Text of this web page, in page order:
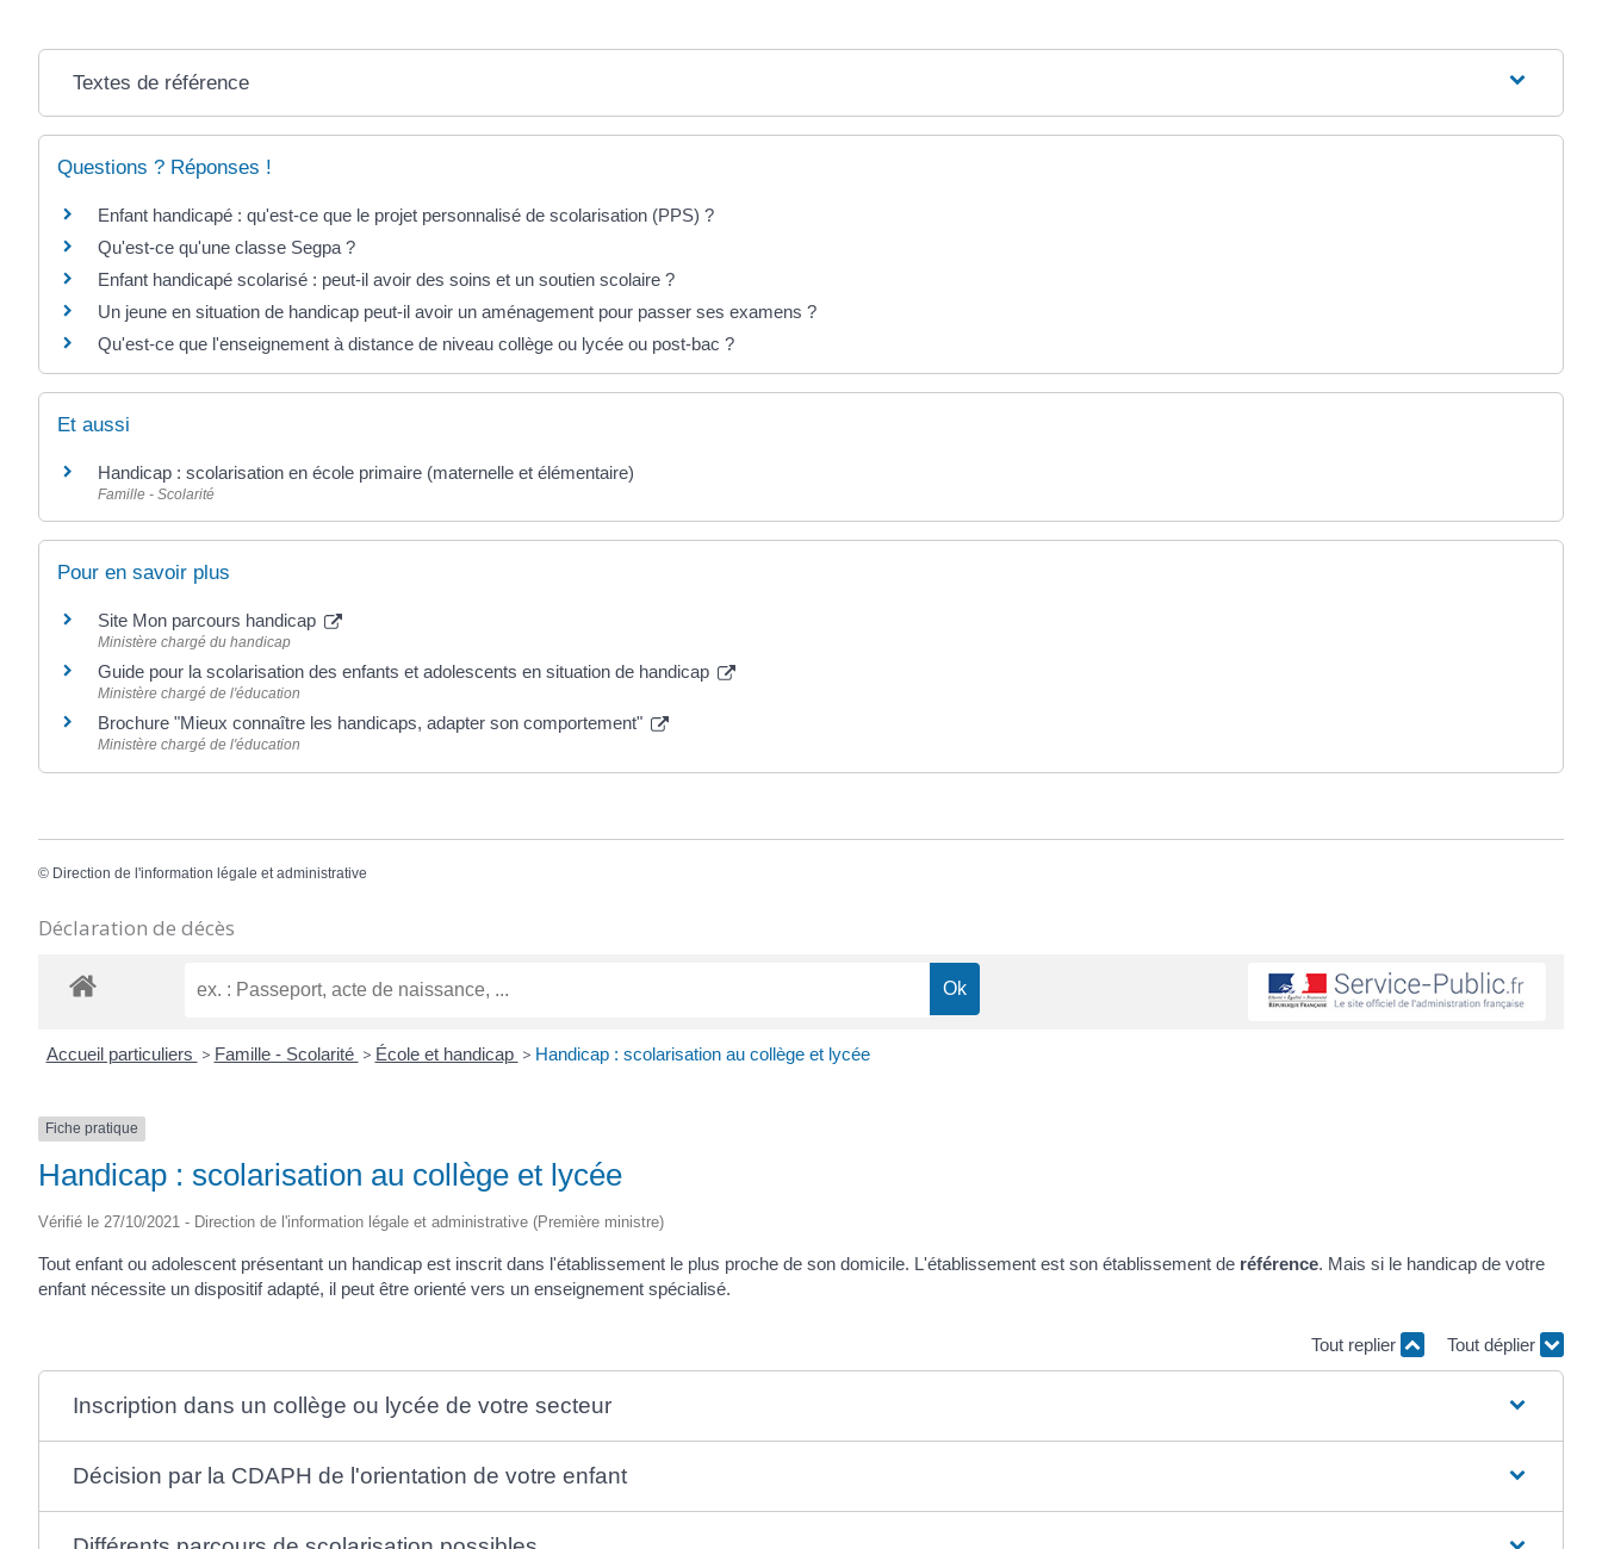
Textes de référence
Questions ? Réponses !
Enfant handicapé : qu'est-ce que le projet personnalisé de scolarisation (PPS) ?
Qu'est-ce qu'une classe Segpa ?
Enfant handicapé scolarisé : peut-il avoir des soins et un soutien scolaire ?
Un jeune en situation de handicap peut-il avoir un aménagement pour passer ses examens ?
Qu'est-ce que l'enseignement à distance de niveau collège ou lycée ou post-bac ?
Et aussi
Handicap : scolarisation en école primaire (maternelle et élémentaire)
Famille - Scolarité
Pour en savoir plus
Site Mon parcours handicap
Ministère chargé du handicap
Guide pour la scolarisation des enfants et adolescents en situation de handicap
Ministère chargé de l'éducation
Brochure "Mieux connaître les handicaps, adapter son comportement"
Ministère chargé de l'éducation
© Direction de l'information légale et administrative
Déclaration de décès
Accueil particuliers > Famille - Scolarité > École et handicap > Handicap : scolarisation au collège et lycée
Fiche pratique
Handicap : scolarisation au collège et lycée
Vérifié le 27/10/2021 - Direction de l'information légale et administrative (Première ministre)
Tout enfant ou adolescent présentant un handicap est inscrit dans l'établissement le plus proche de son domicile. L'établissement est son établissement de référence. Mais si le handicap de votre
enfant nécessite un dispositif adapté, il peut être orienté vers un enseignement spécialisé.
Tout replier Tout déplier
Inscription dans un collège ou lycée de votre secteur
Décision par la CDAPH de l'orientation de votre enfant